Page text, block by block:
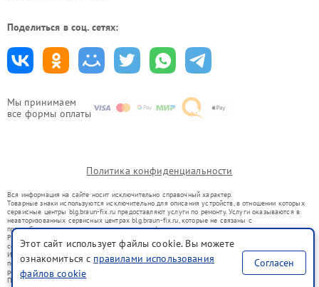
Мы принимаем
все формы оплаты
Поделиться в соц. сетях:
Политика конфиденциальности
Вся информация на сайте носит исключительно справочный характер.
Товарные знаки используются исключительно для описания устройств, в отношении которых
сервисные центры blg.braun-fix.ru предоставляют услуги по ремонту. Услуги оказываются в
неавторизованных сервисных центрах blg.braun-fix.ru, которые не связаны с
правообладателями товарных знаков или их официальными представителями.
Ремонт осуществляется для устройств, уже введенных в гражданский оборот в соответствии
со статьей 1487 ГК РФ.
Использование товарных знаков не преследует цели индивидуализации услуг или введения
потребителей в заблуждение, а служит для информирования о предоставляемых услугах по
ремонту техники указанных брендов.
Представленная на сайте информация не является публичной офертой, определяемой
Этот сайт использует файлы cookie. Вы можете
ознакомиться с правилами использования
файлов cookie
Согласен